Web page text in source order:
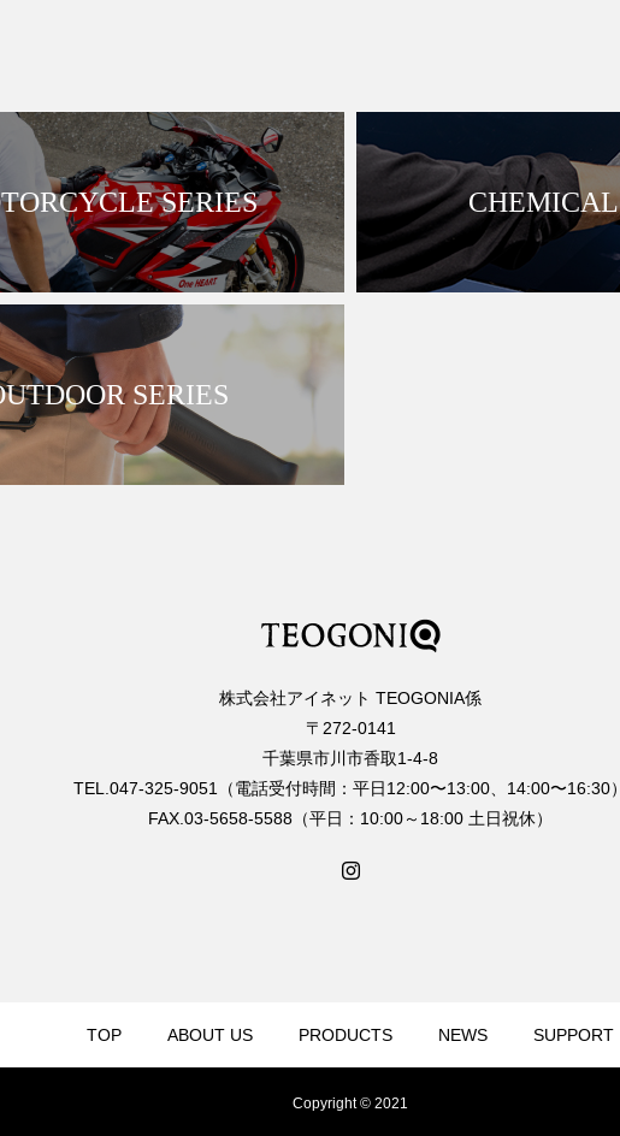
SERIES CHEMICAL
SERIES
株式会社アイネット TEOGONIA係
〒272-0141
千葉県市川市香取1-4-8
TEL.047-325-9051（電話受付時間：平日12:00〜13:00、14:00〜16:30
FAX.03-5658-5588（平日：10:00～18:00 土日祝休）
TOP ABOUT US PRODUCTS NEWS SUPPORT
Copyright © 2021